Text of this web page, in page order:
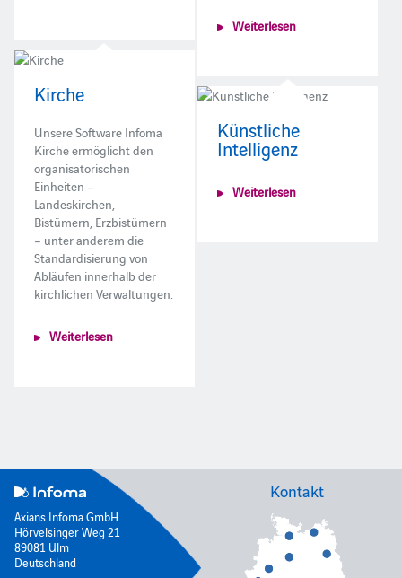
Weiterlesen
Kirche
Unsere Software Infoma
Kirche ermöglicht den
organisatorischen
Einheiten –
Landeskirchen,
Bistümern, Erzbistümern
– unter anderem die
Standardisierung von
Abläufen innerhalb der
kirchlichen Verwaltungen.
Weiterlesen
Künstliche
Intelligenz
Weiterlesen
Axians Infoma GmbH
Hörvelsinger Weg 21
89081 Ulm
Deutschland
Kontakt